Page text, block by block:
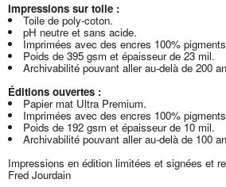
Impressions sur toile :
Toile de poly-coton.
pH neutre et sans acide.
Imprimées avec des encres 100%
Poids de 395 gsm et épaisseur de 23 mil.
Archivabilité pouvant aller au-delà de 200
Éditions ouvertes :
Papier mat Ultra Premium.
Imprimées avec des encres 100%
Poids de 192 gsm et épaisseur de 10 mil.
Archivabilité pouvant aller au-delà de 100
Impressions en édition limitées et signées et
Fred Jourdain